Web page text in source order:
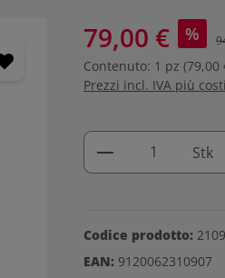
79,00 € %
Contenuto: 1 pz (79,00
Prezzi incl. IVA più
Quantità del
Stk
Codice prodotto:
EAN: 9120062310907